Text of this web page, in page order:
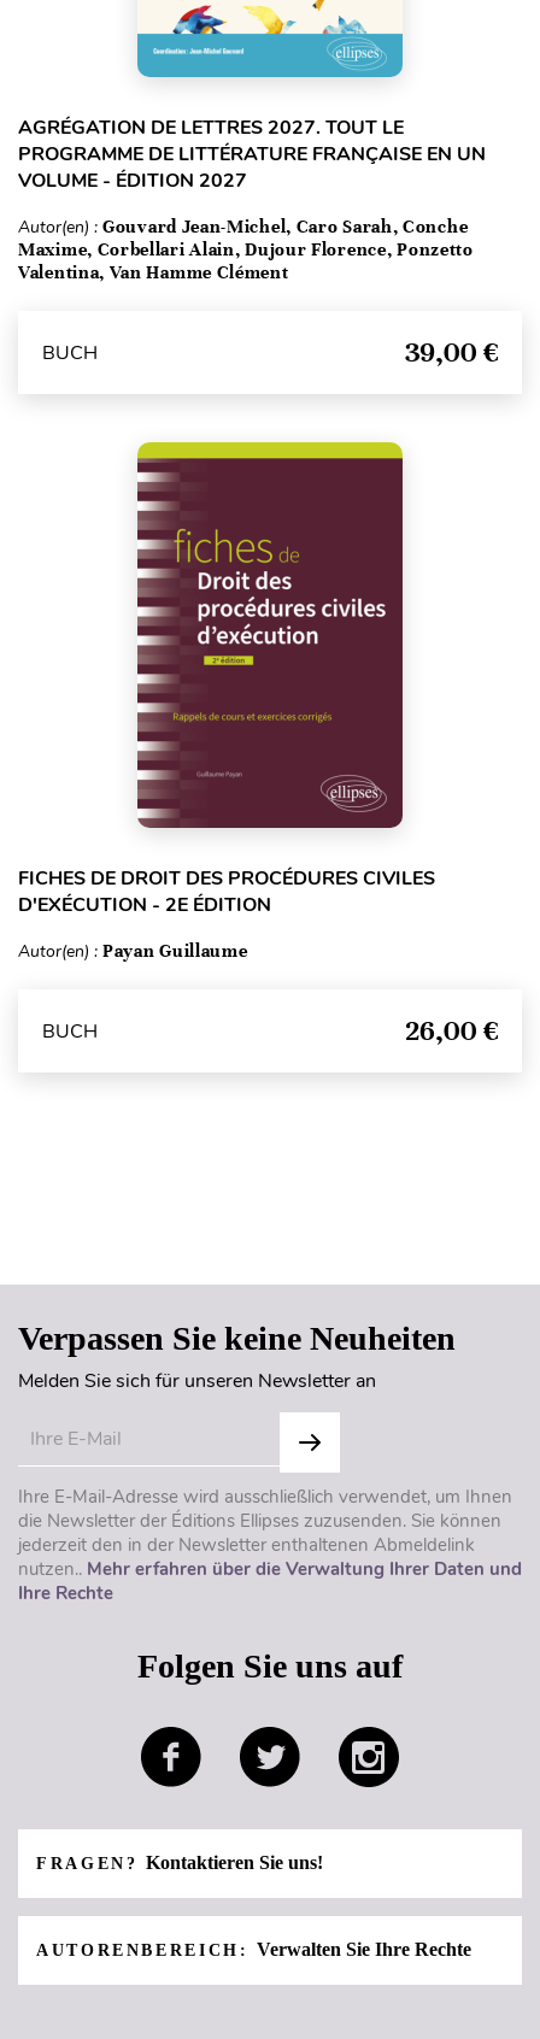
AGRÉGATION DE LETTRES 2027. TOUT LE
PROGRAMME DE LITTÉRATURE FRANÇAISE EN UN
VOLUME - ÉDITION 2027
Autor(en) : Gouvard Jean-Michel, Caro Sarah, Conche
Maxime, Corbellari Alain, Dujour Florence, Ponzetto
Valentina, Van Hamme Clément
BUCH 39,00 €
FICHES DE DROIT DES PROCÉDURES CIVILES
D'EXÉCUTION - 2E ÉDITION
Autor(en) : Payan Guillaume
BUCH 26,00 €
Verpassen Sie keine Neuheiten
Melden Sie sich für unseren Newsletter an
Ihre E-Mail-Adresse wird ausschließlich verwendet, um Ihnen
die Newsletter der Éditions Ellipses zuzusenden. Sie können
jederzeit den in der Newsletter enthaltenen Abmeldelink
nutzen.. Mehr erfahren über die Verwaltung Ihrer Daten und
Ihre Rechte
Folgen Sie uns auf
FRAGEN?Kontaktieren Sie uns!
AUTORENBEREICH: Verwalten Sie Ihre Rechte